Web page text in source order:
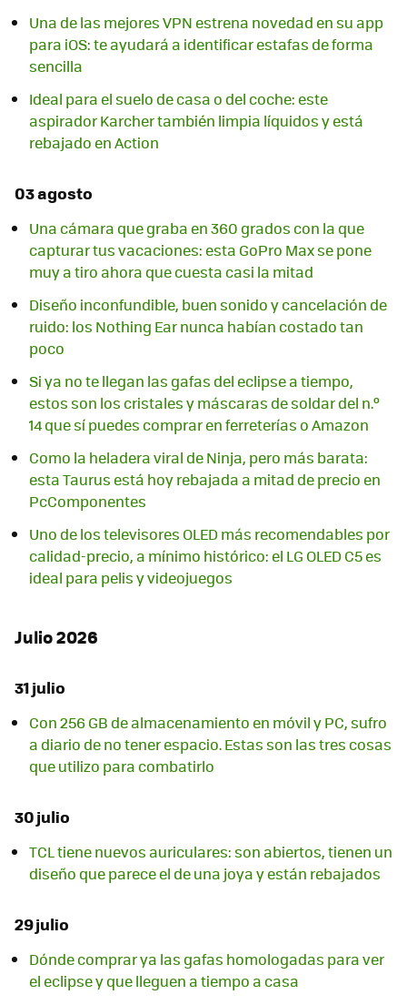
Una de las mejores VPN estrena novedad en su app
para iOS: te ayudará a identificar estafas de forma
sencilla
Ideal para el suelo de casa o del coche: este
aspirador Karcher también limpia líquidos y está
rebajado en Action
03 agosto
Una cámara que graba en 360 grados con la que
capturar tus vacaciones: esta GoPro Max se pone
muy a tiro ahora que cuesta casi la mitad
Diseño inconfundible, buen sonido y cancelación de
ruido: los Nothing Ear nunca habían costado tan
poco
Si ya no te llegan las gafas del eclipse a tiempo,
estos son los cristales y máscaras de soldar del n.º
14 que sí puedes comprar en ferreterías o Amazon
Como la heladera viral de Ninja, pero más barata:
esta Taurus está hoy rebajada a mitad de precio en
PcComponentes
Uno de los televisores OLED más recomendables por
calidad-precio, a mínimo histórico: el LG OLED C5 es
ideal para pelis y videojuegos
Julio 2026
31 julio
Con 256 GB de almacenamiento en móvil y PC, sufro
a diario de no tener espacio. Estas son las tres cosas
que utilizo para combatirlo
30 julio
TCL tiene nuevos auriculares: son abiertos, tienen un
diseño que parece el de una joya y están rebajados
29 julio
Dónde comprar ya las gafas homologadas para ver
el eclipse y que lleguen a tiempo a casa